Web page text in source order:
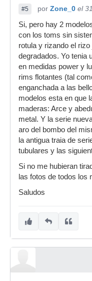
#5 por Zone_0 el
Si, pero hay 2
con los toms sin
rotula y rizando el
degradados. Yo tenia
en medidas power y
rims flotantes (tal
enganchada a las
modelos esta en que
maderas: Arce y
metal. Y la serie
aro del bombo del
la antigua traia de
tubulares y las
Si no me hubieran
las fotos de todos los
Saludos